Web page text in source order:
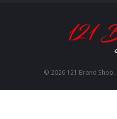
© 2026 121 Brand